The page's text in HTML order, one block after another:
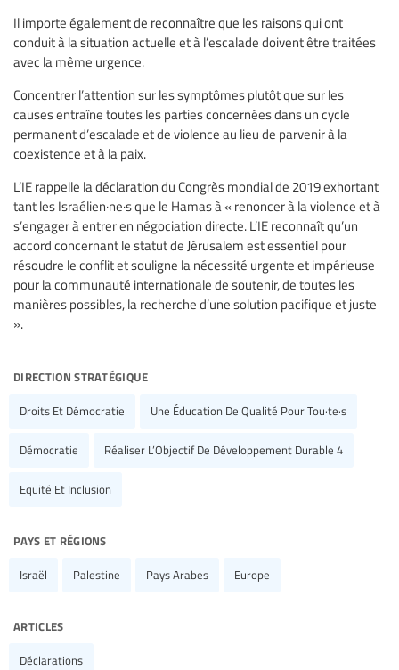
Il importe également de reconnaître que les raisons qui ont
conduit à la situation actuelle et à l’escalade doivent être traitées
avec la même urgence.
Concentrer l’attention sur les symptômes plutôt que sur les
causes entraîne toutes les parties concernées dans un cycle
permanent d’escalade et de violence au lieu de parvenir à la
coexistence et à la paix.
L’IE rappelle la déclaration du Congrès mondial de 2019 exhortant
tant les Israélien·ne·s que le Hamas à « renoncer à la violence et à
s’engager à entrer en négociation directe. L’IE reconnaît qu’un
accord concernant le statut de Jérusalem est essentiel pour
résoudre le conflit et souligne la nécessité urgente et impérieuse
pour la communauté internationale de soutenir, de toutes les
manières possibles, la recherche d’une solution pacifique et juste
».
direction stratégique
Droits Et Démocratie Une Éducation De Qualité Pour Tou·te·s
Démocratie Réaliser L’Objectif De Développement Durable 4
Equité Et Inclusion
pays et régions
Israël Palestine Pays Arabes Europe
articles
Déclarations